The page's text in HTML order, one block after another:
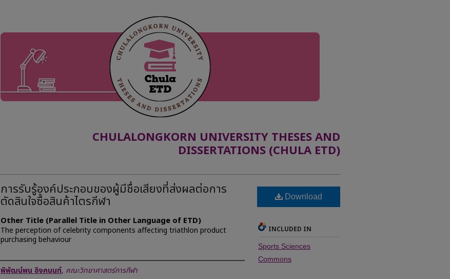
CHULALONGKORN UNIVERSITY THESES AND
DISSERTATIONS (CHULA ETD)
การรับรู้องค์ประกอบของผู้มีชื่อเสียงที่ส่งผลต่อการ
ตัดสินใจซื้อสินค้าไตรกีฬา
Other Title (Parallel Title in Other Language of ETD)
The perception of celebrity components affecting triathlon product
purchasing behaviour
Author
พิพัฒน์พน อิงคนนท์, คณะวิทยาศาสตร์การกีฬา
Download
INCLUDED IN
Sports Sciences
Commons